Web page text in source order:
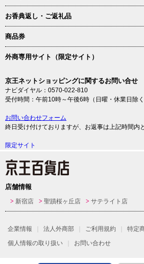
お香典返し・ご返礼品
商品券
外商専用サイト（限定サイト）
京王ネットショッピングに関するお問い合せ
ナビダイヤル：0570-022-810
受付時間：午前10時～午後6時（日曜・休業日除く
お問い合わせフォーム
終日受け付けておりますが、お返事は上記時間内
限定サイト
店舗情報
新宿店 聖蹟桜ヶ丘店 サテライト店
企業情報 法人外商部 ご利用規約
特定
個人情報の取り扱い
お問い合わせ